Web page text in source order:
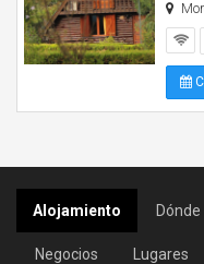
Alojamiento
Negocios Lugares